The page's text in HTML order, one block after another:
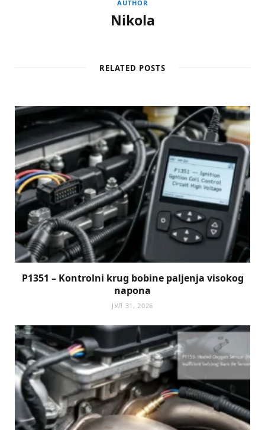
AUTHOR
Nikola
RELATED POSTS
P1351 – Kontrolni krug bobine paljenja visokog
napona
ЈУЛ 31, 2026